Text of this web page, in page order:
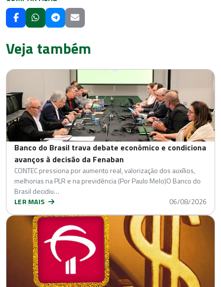
Veja também
Banco do Brasil trava debate econômico e condiciona
avanços à decisão da Fenaban
CONTEC pressiona por aumento real, valorização dos auxílios,
melhorias na PLR e na previdência (Por Paulo Melo)O Banco do
Brasil decidiu…
LER MAIS
06/08/2026